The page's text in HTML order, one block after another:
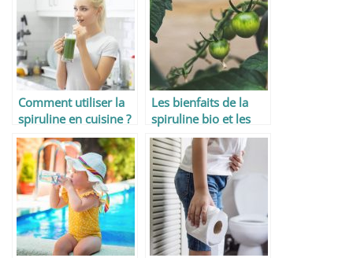
Comment utiliser la
spiruline en cuisine ?
Les bienfaits de la
spiruline bio et les
recommandations
pour en profiter
pleinement